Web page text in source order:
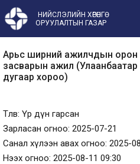
НИЙСЛЭЛИЙН ХӨРӨНГӨ
ОРУУЛАЛТЫН ГАЗАР
Арьс ширний ажилчдын орон
засварын ажил (Улаанбаатар
дугаар хороо)
Төлөв: Үр дүн гарсан
Зарласан огноо: 2025-07-21
Санал хүлээн авах огноо: 2025-
Нээх огноо: 2025-08-11 09:30